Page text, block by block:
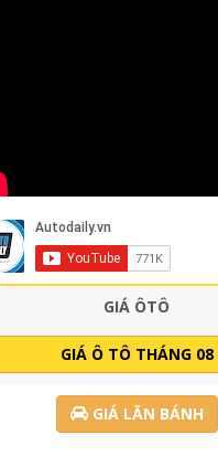
GIÁ ÔTÔ
GIÁ Ô TÔ THÁNG 08
GIÁ LĂN BÁNH